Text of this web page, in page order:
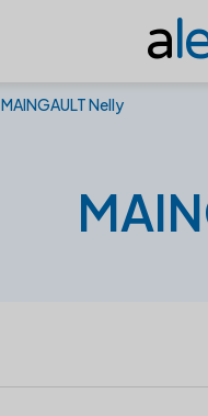
a
MAINGAULT Nelly